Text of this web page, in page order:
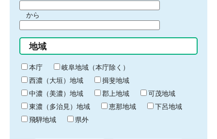
間
始
り
から
間
終
わ
り
地域
本庁
岐阜地域（本庁除く）
西濃（大垣）地域
揖斐地域
中濃（美濃）地域
郡上地域
可茂地域
東濃（多治見）地域
恵那地域
下呂地域
飛騨地域
県外